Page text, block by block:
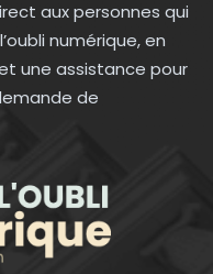
aux personnes qui
numérique, en
une assistance pour
de